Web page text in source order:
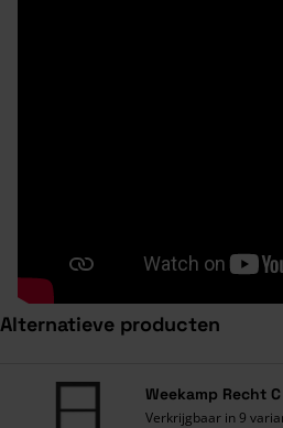
Alternatieve producten
Weekamp Recht
Verkrijgbaar in 9